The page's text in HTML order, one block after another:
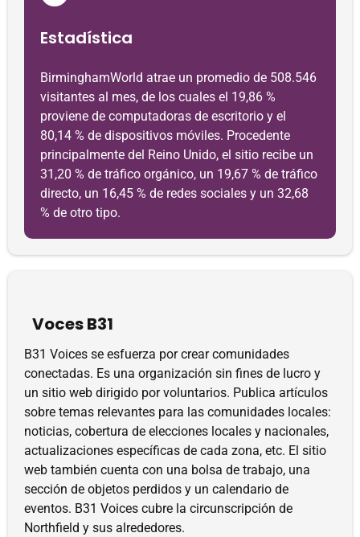
Estadística
BirminghamWorld atrae un promedio de 508.546
visitantes al mes, de los cuales el 19,86 %
proviene de computadoras de escritorio y el
80,14 % de dispositivos móviles. Procedente
principalmente del Reino Unido, el sitio recibe un
31,20 % de tráfico orgánico, un 19,67 % de tráfico
directo, un 16,45 % de redes sociales y un 32,68
% de otro tipo.
Voces B31
B31 Voices se esfuerza por crear comunidades
conectadas. Es una organización sin fines de lucro y
un sitio web dirigido por voluntarios. Publica artículos
sobre temas relevantes para las comunidades locales:
noticias, cobertura de elecciones locales y nacionales,
actualizaciones específicas de cada zona, etc. El sitio
web también cuenta con una bolsa de trabajo, una
sección de objetos perdidos y un calendario de
eventos. B31 Voices cubre la circunscripción de
Northfield y sus alrededores.